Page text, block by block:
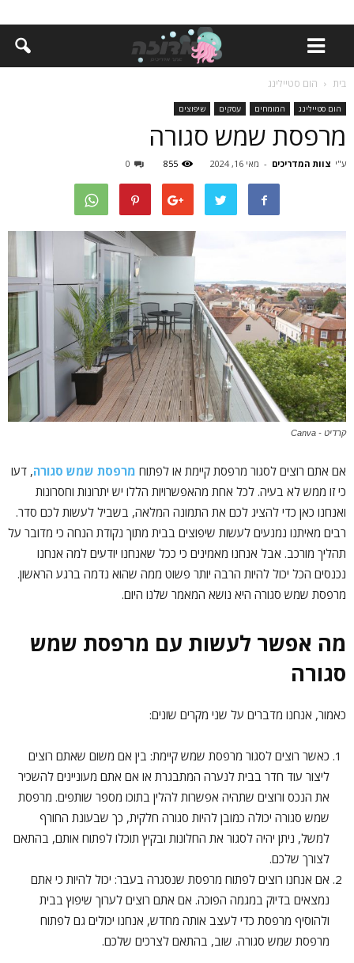
בית הום סטיילינג
הום סטיילינג המומחים עסקים שיפוצים
מרפסת שמש סגורה
ע"י צוות המדריכים - מאי 16, 2024 855
0
קרדיט - Canva
אם אתם רוצים לסגור מרפסת קיימת או לפתוח מרפסת שמש סגורה, דעו
כי זו ממש לא בעיה. לכל אחת מהאפשרויות הללו יש יתרונות וחסרונות
ואנחנו כאן כדי להציג לכם את התמונה המלאה, בשביל לעשות לכם סדר.
רבים מאיתנו נמנעים לעשות שיפוצים בבית מתוך נקודת הנחה כי מדובר על
תהליך מורכב. אבל אנחנו מאמינים כי ככל שאנחנו יודעים למה אנחנו
נכנסים הכל יכול להיות הרבה יותר פשוט ממה שהוא נדמה ברגע הראשון.
מרפסת שמש סגורה היא נושא המאמר שלנו היום.
מה אפשר לעשות עם מרפסת שמש
סגורה
כאמור, אנחנו מדברים על שני מקרים שונים:
כאשר רוצים לסגור מרפסת שמש קיימת: בין אם משום שאתם רוצים
ליצור עוד חדר בבית לנערה המתבגרת או אם אתם מעוניינים להשכיר
את הנכס ורוצים שתהיה אפשרות להלין בתוכו מספר שותפים. מרפסת
שמש סגורה יכולה כמובן להיות סגורה חלקית, כך שבעונת החורף
למשל, ניתן יהיה לסגור את החלונות ובקיץ תוכלו לפתוח אותם, בהתאם
לצורך שלכם.
אם אנחנו רוצים לפתוח מרפסת שנסגרה בעבר: יכול להיות כי אתם
נמצאים בדיוק במגמה הפוכה. אם אתם רוצים לערוך שיפוץ בבית
ולהוסיף מרפסת כדי לעצב אותה מחדש, אנחנו יכולים גם לפתוח
מרפסת שמש סגורה. שוב, בהתאם לצרכים שלכם.